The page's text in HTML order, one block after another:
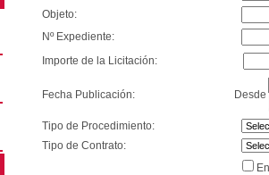
Objeto:
Nº Expediente:
Importe de la Licitación:
Fecha Publicación: Desde
Tipo de Procedimiento:
Tipo de Contrato: